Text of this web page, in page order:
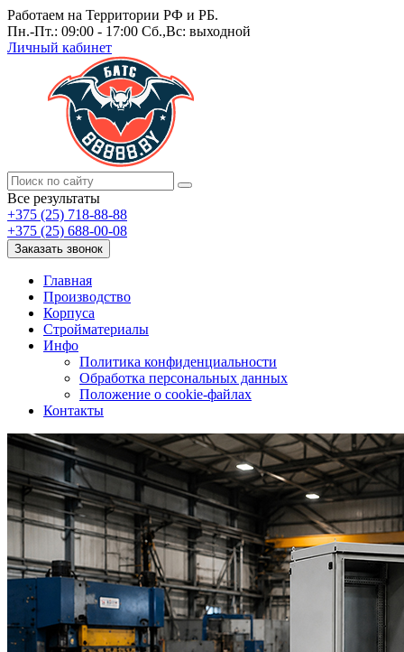
Работаем на Территории РФ и РБ.
Пн.-Пт.: 09:00 - 17:00 Сб.,Вс: выходной
Личный кабинет
Все результаты
+375 (25) 718-88-88
+375 (25) 688-00-08
Заказать звонок
Главная
Производство
Корпуса
Стройматериалы
Инфо
Политика конфиденциальности
Обработка персональных данных
Положение о cookie-файлах
Контакты